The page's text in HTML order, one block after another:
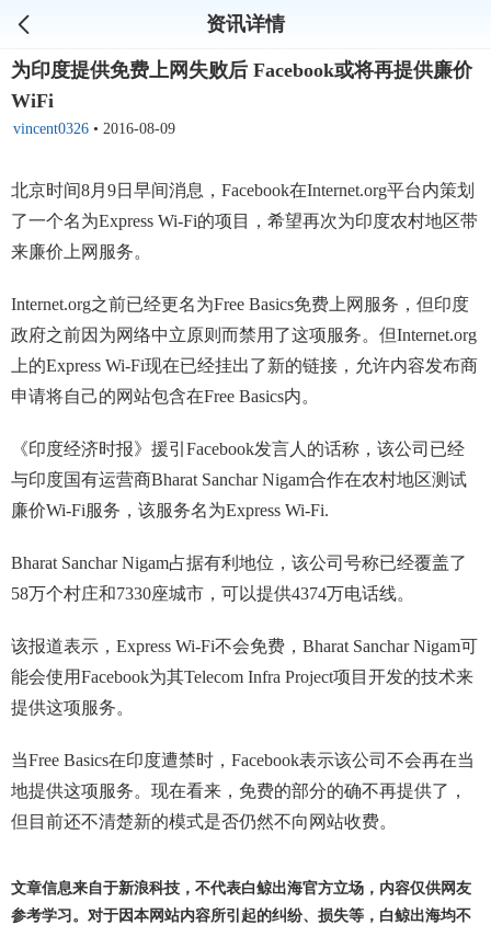
资讯详情
为印度提供免费上网失败后 Facebook或将再提供廉价
WiFi
vincent0326 • 2016-08-09
北京时间8月9日早间消息， Facebook在Internet.org平台内策划
了一个名为Express Wi-Fi的项目，希望再次为印度农村地区带
来廉价上网服务。
Internet.org之前已经更名为Free Basics免费上网服务，但印度
政府之前因为网络中立原则而禁用了这项服务。但Internet.org
上的Express Wi-Fi现在已经挂出了新的链接，允许内容发布商
申请将自己的网站包含在Free Basics内。
《印度经济时报》援引Facebook发言人的话称，该公司已经
与印度国有运营商Bharat Sanchar Nigam合作在农村地区测试
廉价Wi-Fi服务，该服务名为Express Wi-Fi.
Bharat Sanchar Nigam占据有利地位，该公司号称已经覆盖了
58万个村庄和7330座城市，可以提供4374万电话线。
该报道表示，Express Wi-Fi不会免费，Bharat Sanchar Nigam可
能会使用Facebook为其Telecom Infra Project项目开发的技术来
提供这项服务。
当Free Basics在印度遭禁时，Facebook表示该公司不会再在当
地提供这项服务。现在看来，免费的部分的确不再提供了，
但目前还不清楚新的模式是否仍然不向网站收费。
文章信息来自于新浪科技，不代表白鲸出海官方立场，内容仅供网友
参考学习。对于因本网站内容所引起的纠纷、损失等，白鲸出海均不